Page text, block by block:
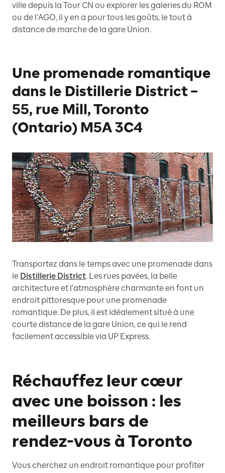
ville depuis la Tour CN ou explorer les galeries du ROM
ou de l'AGO, il y en a pour tous les goûts, le tout à
distance de marche de la gare Union.
Une promenade romantique
dans le Distillerie District –
55, rue Mill, Toronto
(Ontario) M5A 3C4
Transportez dans le temps avec une promenade dans
le Distillerie District. Les rues pavées, la belle
architecture et l'atmosphère charmante en font un
endroit pittoresque pour une promenade
romantique. De plus, il est idéalement situé à une
courte distance de la gare Union, ce qui le rend
facilement accessible via UP Express.
Réchauffez leur cœur
avec une boisson : les
meilleurs bars de
rendez-vous à Toronto
Vous cherchez un endroit romantique pour profiter